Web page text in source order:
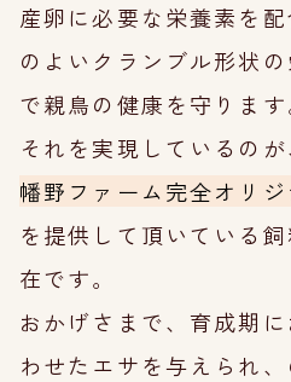
産卵に必要な栄養素を
のよいクランブル形状の
で親鳥の健康を守ります
それを実現しているのが
幡野ファーム完全オリ
を提供して頂いている
在です。
おかげさまで、育成期
わせたエサを与えられ